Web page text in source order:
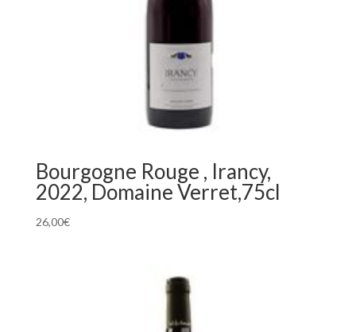
Bourgogne Rouge , Irancy,
2022, Domaine Verret,75cl
26,00€